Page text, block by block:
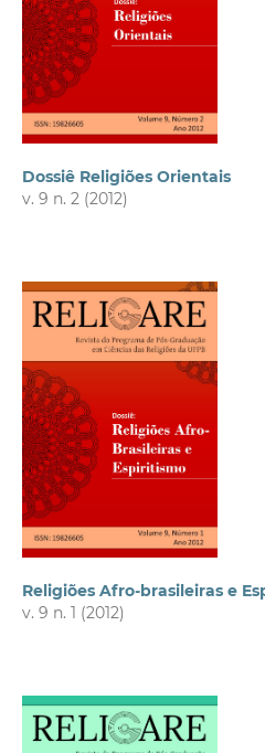
Dossiê Religiões Orientais
v. 9 n. 2 (2012)
Religiões Afro-brasileiras e
v. 9 n. 1 (2012)